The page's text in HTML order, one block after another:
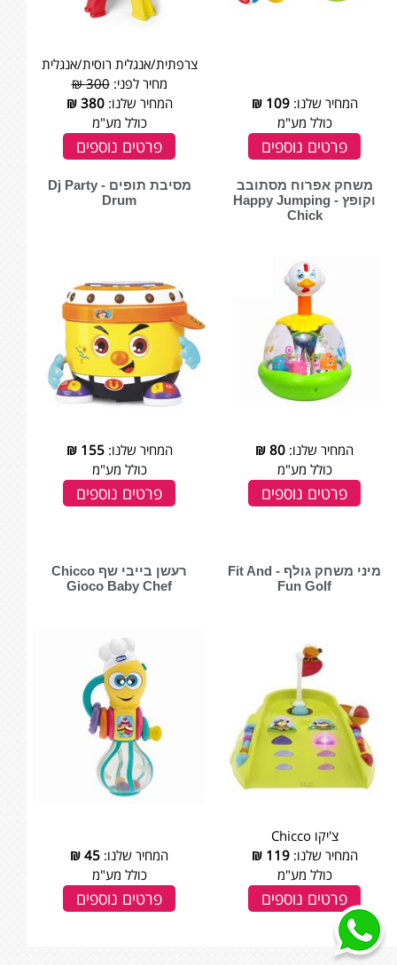
המחיר שלנו:109
₪
כולל מע"מ
פרטים נוספים
צרפתית/אנגלית רוסית/אנגלית
מחיר לפני:300 ₪
המחיר שלנו:380
₪
כולל מע"מ
פרטים נוספים
משחק אפרוח מסתובב
וקופץ - Happy Jumping
Chick
המחיר שלנו: 80
₪
כולל מע"מ
פרטים נוספים
מסיבת תופים - Dj Party
Drum
המחיר שלנו:155
₪
כולל מע"מ
פרטים נוספים
מיני משחק גולף - Fit And
Fun Golf
צ'יקו Chicco
המחיר שלנו:119
₪
כולל מע"מ
פרטים נוספים
רעשן בייבי שף Chicco
Gioco Baby Chef
המחיר שלנו: 45
₪
כולל מע"מ
פרטים נוספים